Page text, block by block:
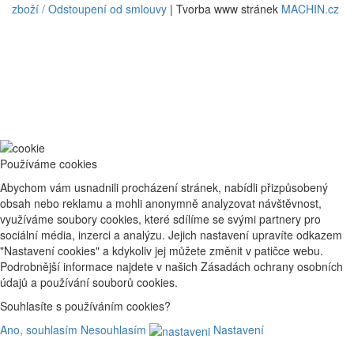
zboží / Odstoupení od smlouvy | Tvorba www stránek MACHIN.cz
Používáme cookies
Abychom vám usnadnili procházení stránek, nabídli přizpůsobený
obsah nebo reklamu a mohli anonymně analyzovat návštěvnost,
využíváme soubory cookies, které sdílíme se svými partnery pro
sociální média, inzerci a analýzu. Jejich nastavení upravíte odkazem
"Nastavení cookies" a kdykoliv jej můžete změnit v patičce webu.
Podrobnější informace najdete v našich Zásadách ochrany osobních
údajů a používání souborů cookies.
Souhlasíte s používáním cookies?
Ano, souhlasím Nesouhlasím Nastavení